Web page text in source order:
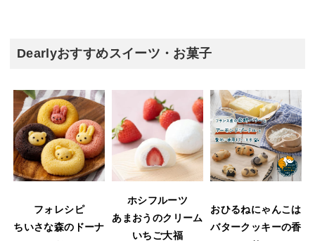
Dearlyおすすめスイーツ・お菓子
フォレシピ
ちいさな森のドーナ
ホシフルーツ
あまおうのクリーム
いちご大福
おひるねにゃんこは
バタークッキーの香